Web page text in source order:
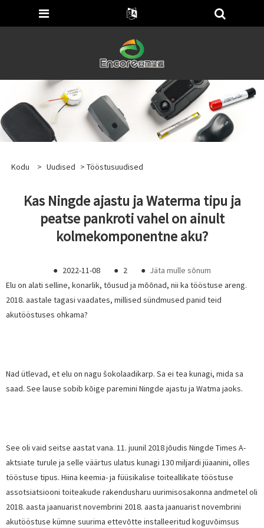
Kodu > Uudised > Tööstusuudised
Kas Ningde ajastu ja Waterma tipu ja
peatse pankroti vahel on ainult
kolmekomponentne aku?
● 2022-11-08 ● 2 ● Jäta mulle sõnum
Elu on alati selline, konarlik, tõusud ja mõõnad, nii ka tööstuse areng.
2018. aastale tagasi vaadates, millised sündmused panid teid
akutööstuses ohkama?
Nad ütlevad, et elu on nagu šokolaadikarp. Sa ei tea kunagi, mida sa
saad. See lause sobib kõige paremini Ningde ajastu ja Watma jaoks.
See oli vaid seitse aastat vana. 11. juunil 2018 jõudis Ningde Times A-
aktsiate turule ja selle väärtus ulatus kunagi 130 miljardi jüaanini, olles
tööstuse tipus. Hiina keemia- ja füüsikalise toiteallikate tööstuse
assotsiatsiooni toiteakude rakendusharu uurimisosakonna andmetel oli
2018. aasta jaanuarist novembrini 2018. aasta jaanuarist novembrini
akutööstuse kümne suurima ettevõtte installeeritud koguvõimsus